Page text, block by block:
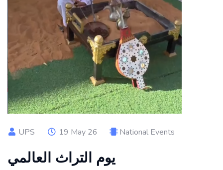
UPS 19 May 26 National Events
يوم التراث العالمي